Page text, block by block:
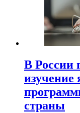
В России
изучение
страны